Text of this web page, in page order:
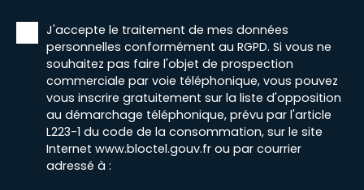
J'accepte le traitement de mes données
personnelles conformément au RGPD. Si vous ne
souhaitez pas faire l'objet de prospection
commerciale par voie téléphonique, vous pouvez
vous inscrire gratuitement sur la liste d'opposition
au démarchage téléphonique, prévu par l'article
L223-1 du code de la consommation, sur le site
Internet www.bloctel.gouv.fr ou par courrier
adressé à :